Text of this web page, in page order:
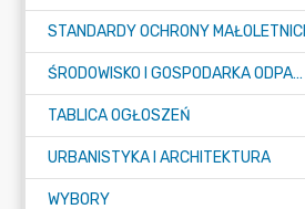
STANDARDY OCHRONY
ŚRODOWISKO I GOSPODARKA ODPADAMI
TABLICA OGŁOSZEŃ
URBANISTYKA I ARCHITEKTURA
WYBORY